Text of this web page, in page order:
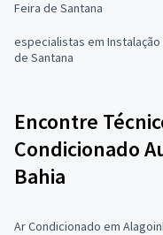
Feira de Santana
especialistas em
de Santana
Encontre
Condicionado
Bahia
Ar Condicionado em